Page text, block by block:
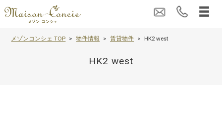
メゾンコンシェ TOP 物件情報 賃貸物件 HK2 west
HK2 west